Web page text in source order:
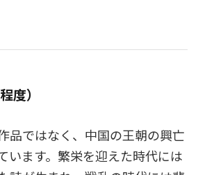
度）
品ではなく、中国の王朝の興亡
います。繁栄を迎えた時代には